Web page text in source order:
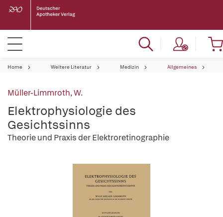
Home Weitere Literatur Medizin Allgemeines
Müller-Limmroth, W.
Elektrophysiologie des
Gesichtssinns
Theorie und Praxis der Elektroretinographie